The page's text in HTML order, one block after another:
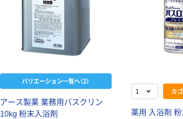
バリエーション一覧へ（2）
アー ス製薬 業務用 バスク リ ン
10kg 粉末 入浴剤
カ
薬用 入浴剤 粉